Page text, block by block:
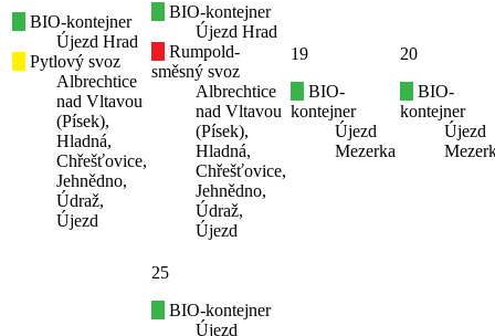
BIO-kontejner
Újezd Hrad
Pytlový svoz
Albrechtice
nad Vltavou
(Písek),
Hladná,
Chřešťovice,
Jehnědno,
Údraž,
Újezd
BIO-kontejner
Újezd Hrad
Rumpold-
směsný svoz
Albrechtice
nad Vltavou
(Písek),
Hladná,
Chřešťovice,
Jehnědno,
Údraž,
Újezd
19
BIO-
kontejner
Újezd
Mezerka
20
BIO-
kontejner
Újezd
25
BIO-kontejner
Újezd